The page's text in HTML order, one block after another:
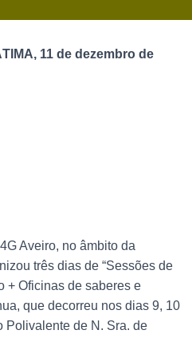
11 de dezembro de
Aveiro, no âmbito da
três dias de “Sessões de
+ Oficinas de saberes e
que decorreu nos dias 9, 10
Polivalente de N. Sra. de